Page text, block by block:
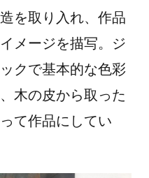
を取り入れ、作品
メージを描写。ジ
クで基本的な色彩
木の皮から取った
て作品にしてい